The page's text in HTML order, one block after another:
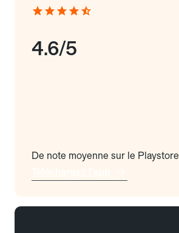
4.6/5
De note moyenne sur le Playstore